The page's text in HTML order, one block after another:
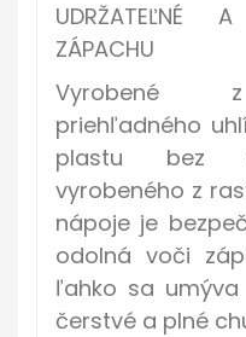
UDRŽATEĽNÉ
ZÁPACHU
priehľadného
plastu bez
vyrobeného z
nápoje je
odolná voči
ľahko sa
čerstvé a plné